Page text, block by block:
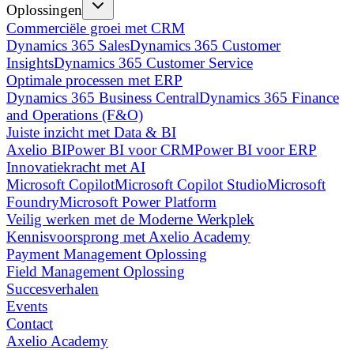
Oplossingen
Commerciële groei met CRM
Dynamics 365 SalesDynamics 365 Customer
InsightsDynamics 365 Customer Service
Optimale processen met ERP
Dynamics 365 Business CentralDynamics 365 Finance
and Operations (F&O)
Juiste inzicht met Data & BI
Axelio BIPower BI voor CRMPower BI voor ERP
Innovatiekracht met AI
Microsoft CopilotMicrosoft Copilot StudioMicrosoft
FoundryMicrosoft Power Platform
Veilig werken met de Moderne Werkplek
Kennisvoorsprong met Axelio Academy
Payment Management Oplossing
Field Management Oplossing
Succesverhalen
Events
Contact
Axelio Academy